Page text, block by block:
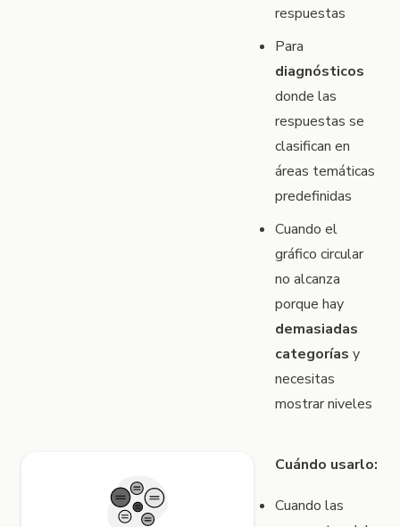
respuestas
Para
diagnósticos
donde las
respuestas se
clasifican en
áreas temáticas
predefinidas
Cuando el
gráfico circular
no alcanza
porque hay
demasiadas
categorías y
necesitas
mostrar niveles
Cuándo usarlo:
Cuando las